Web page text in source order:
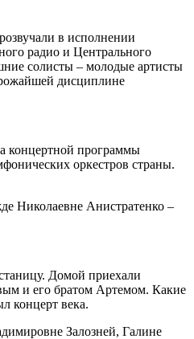
в исполнении
радио и Центрального
солисты – молодые артисты
дисциплине
концертной программы
оркестров страны.
Николаевне Анистратенко –
Домой приехали
и его братом Артемом. Какие
концерт века.
Залозней, Галине